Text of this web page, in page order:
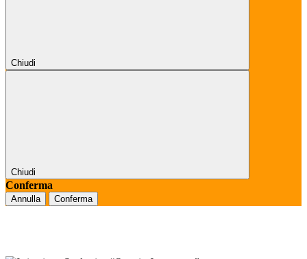
Chiudi
Chiudi
Conferma
Annulla Conferma